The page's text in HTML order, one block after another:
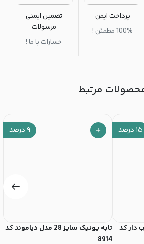
پرداخت ایمن
100% مطمئن !
تضمین ایمنی
مرسولات
خسارات با ما !
مرتبط
۱۵ درصد
دار کد
۹ درصد
تابه یونیک سایز 28 مدل دیاموند کد
8914